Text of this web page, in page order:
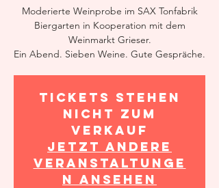
Moderierte Weinprobe im SAX Tonfabrik
Biergarten in Kooperation mit dem
Weinmarkt Grieser.
Ein Abend. Sieben Weine. Gute Gespräche.
Tickets stehen
nicht zum
Verkauf
Jetzt andere
Veranstaltunge
n ansehen